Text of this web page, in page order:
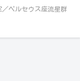
／ペルセウス座流星群